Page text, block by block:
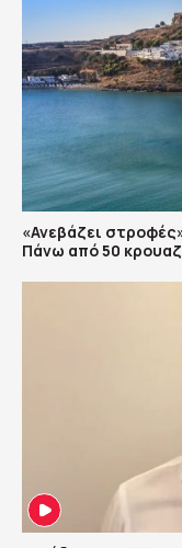
«Ανεβάζει
Πάνω από 50